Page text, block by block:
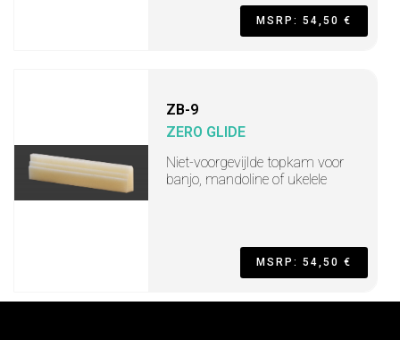
MSRP: 54,50 €
ZB-9
ZERO GLIDE
Niet-voorgevijlde topkam voor
banjo, mandoline of ukelele
MSRP: 54,50 €